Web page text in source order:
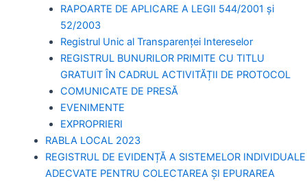
RAPOARTE DE APLICARE A LEGII 544/2001 și
52/2003
Registrul Unic al Transparenței Intereselor
REGISTRUL BUNURILOR PRIMITE CU TITLU
GRATUIT ÎN CADRUL ACTIVITĂȚII DE PROTOCOL
COMUNICATE DE PRESĂ
EVENIMENTE
EXPROPRIERI
RABLA LOCAL 2023
REGISTRUL DE EVIDENȚĂ A SISTEMELOR INDIVIDUALE
ADECVATE PENTRU COLECTAREA ȘI EPURAREA